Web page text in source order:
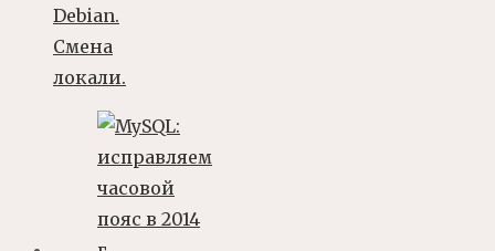
Debian.
Смена
локали.